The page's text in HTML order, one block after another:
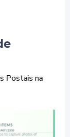
Postais na